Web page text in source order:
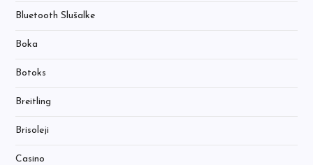
Bluetooth Slušalke
Boka
Botoks
Breitling
Brisoleji
Casino